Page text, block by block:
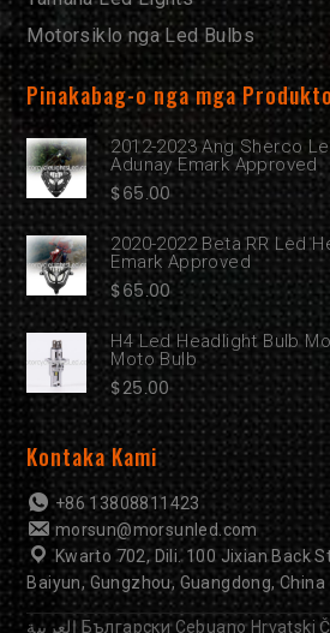
Motorsiklo nga Led Bulbs
Pinakabag-o nga mga
2012-2023 Ang Sherco
Adunay Emark Approved
$65.00
2020-2022 Beta RR Led
Emark Approved
$65.00
H4 Led Headlight Bulb
Moto Bulb
$25.00
Kontaka Kami
+86 13808811423
morsun@morsunled.com
Kwarto 702, Dili. 100 Jixian Back
Baiyun, Gungzhou, Guangdong, China
العربية Български Cebuano Hrvatski